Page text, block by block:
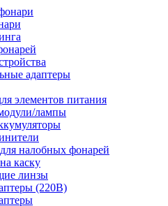
адаптеры
элементов питания
лампы
налобных фонарей
каску
линзы
(220В)